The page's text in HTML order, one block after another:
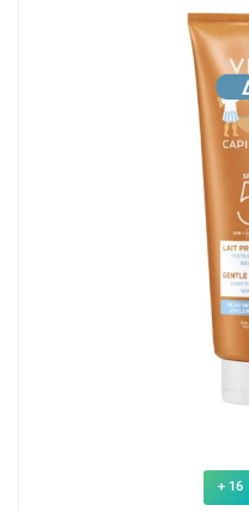
+ 16